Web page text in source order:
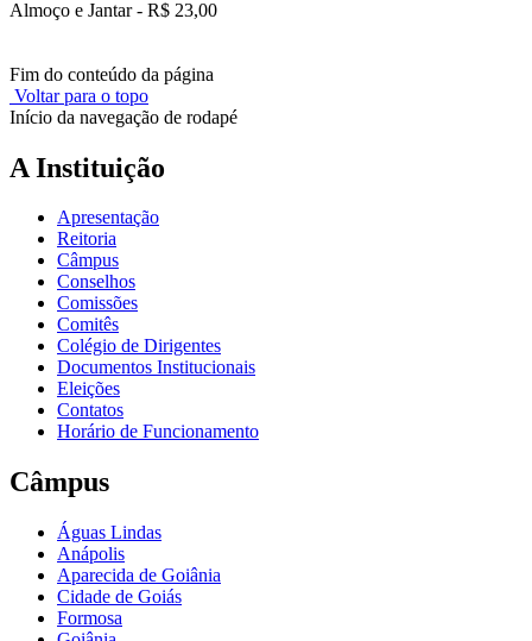
Almoço e Jantar - R$ 23,00
Fim do conteúdo da página
Voltar para o topo
Início da navegação de rodapé
A Instituição
Apresentação
Reitoria
Câmpus
Conselhos
Comissões
Comitês
Colégio de Dirigentes
Documentos Institucionais
Eleições
Contatos
Horário de Funcionamento
Câmpus
Águas Lindas
Anápolis
Aparecida de Goiânia
Cidade de Goiás
Formosa